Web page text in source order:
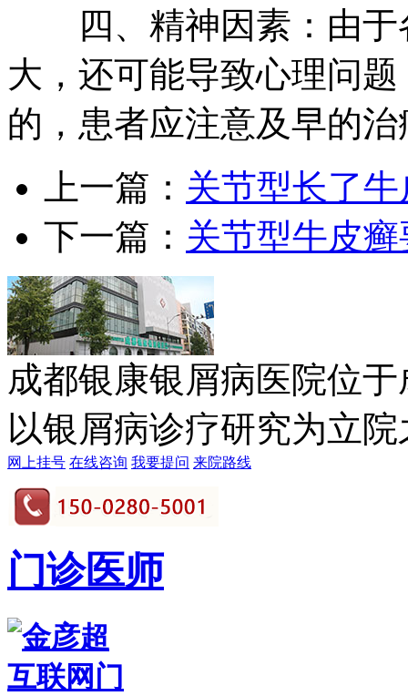
四、精神因素：由于
大，还可能导致心理问
的，患者应注意及早的
上一篇： 关节型长了
下一篇： 关节型牛皮
成都银康银屑病医院位
以银屑病诊疗研究为立院
网上挂号 在线咨询 我要提问 来院路线
门诊医师